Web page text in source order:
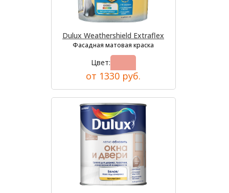
Dulux Weathershield Extraflex
Фасадная матовая краска
Цвет:
от 1330 руб.